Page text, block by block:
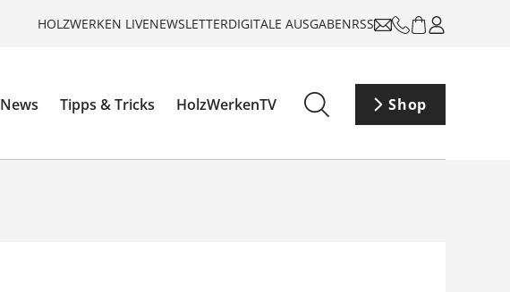
HOLZWERKEN LIVENEWSLETTERDIGITALE AUSGABENRSS
News Tipps & Tricks HolzWerkenTV Shop